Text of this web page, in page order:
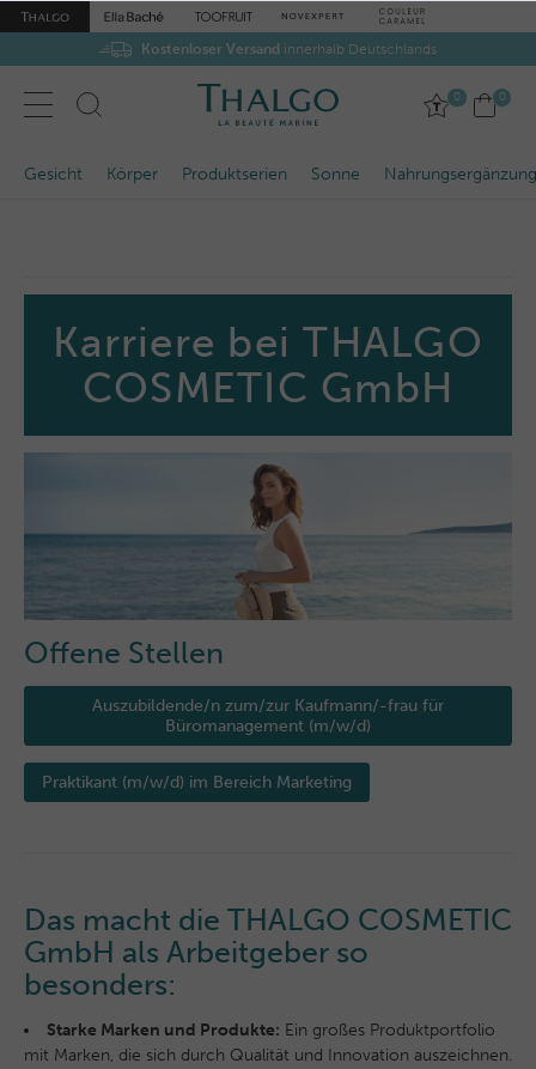
Kostenloser Versand innerhalb Deutschlands
0 0
Gesicht Körper Produktserien Sonne Nahrungsergänzung
Karriere bei THALGO
COSMETIC GmbH
Offene Stellen
Auszubildende/n zum/zur Kaufmann/-frau für
Büromanagement (m/w/d)
Praktikant (m/w/d) im Bereich Marketing
Das macht die THALGO COSMETIC
GmbH als Arbeitgeber so
besonders:
Starke Marken und Produkte: Ein großes Produktportfolio
mit Marken, die sich durch Qualität und Innovation auszeichnen.